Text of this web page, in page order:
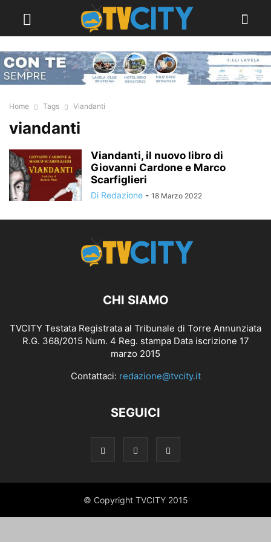
Home Tags Viandanti
viandanti
Viandanti, il nuovo libro di
Giovanni Cardone e Marco
Scarfiglieri
Di Redazione - 18 Marzo 2022
CHI SIAMO
TVCITY Testata Registrata al Tribunale di Torre Annunziata
R.G. 368/2015 Num. 4 Reg. stampa Data iscrizione 17
marzo 2015
Contattaci: redazione@tvcity.it
SEGUICI
© Copyright TVCITY 2015